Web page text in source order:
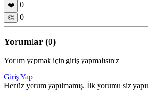
❤️ 0
👏 0
Yorumlar (0)
Yorum yapmak için giriş yapmalısınız
Giriş Yap
Henüz yorum yapılmamış. İlk yorumu siz